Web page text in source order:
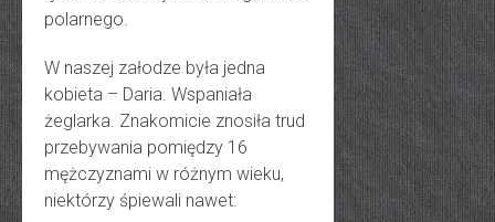
polarnego.
W naszej załodze była jedna
kobieta – Daria. Wspaniała
żeglarka. Znakomicie znosiła trud
przebywania pomiędzy 16
mężczyznami w różnym wieku,
niektórzy śpiewali nawet: